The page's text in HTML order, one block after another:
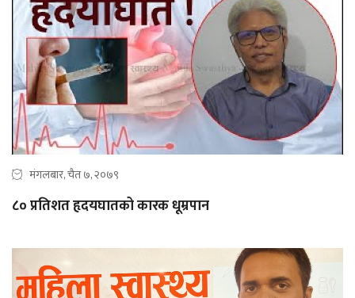
मंगलबार, चैत ७, २०७९
८० प्रतिशत हृदयघातको कारक धूम्रपान